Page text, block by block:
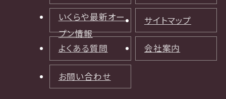
いくらや最新オー
プン情報
サイトマップ
よくある質問 会社案内
お問い合わせ